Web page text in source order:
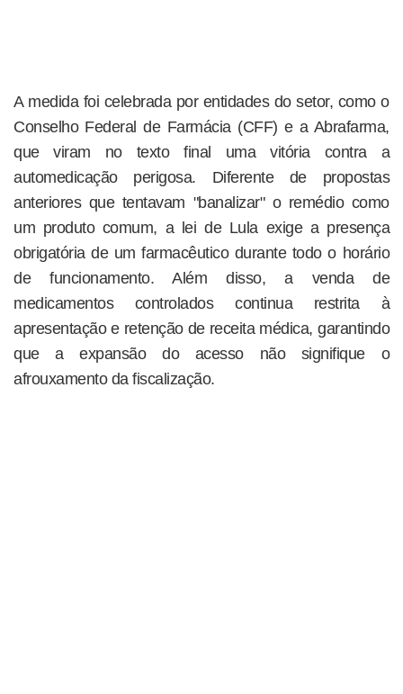
A medida foi celebrada por entidades do setor, como o
Conselho Federal de Farmácia (CFF) e a Abrafarma,
que viram no texto final uma vitória contra a
automedicação perigosa. Diferente de propostas
anteriores que tentavam "banalizar" o remédio como
um produto comum, a lei de Lula exige a presença
obrigatória de um farmacêutico durante todo o horário
de funcionamento. Além disso, a venda de
medicamentos controlados continua restrita à
apresentação e retenção de receita médica, garantindo
que a expansão do acesso não signifique o
afrouxamento da fiscalização.